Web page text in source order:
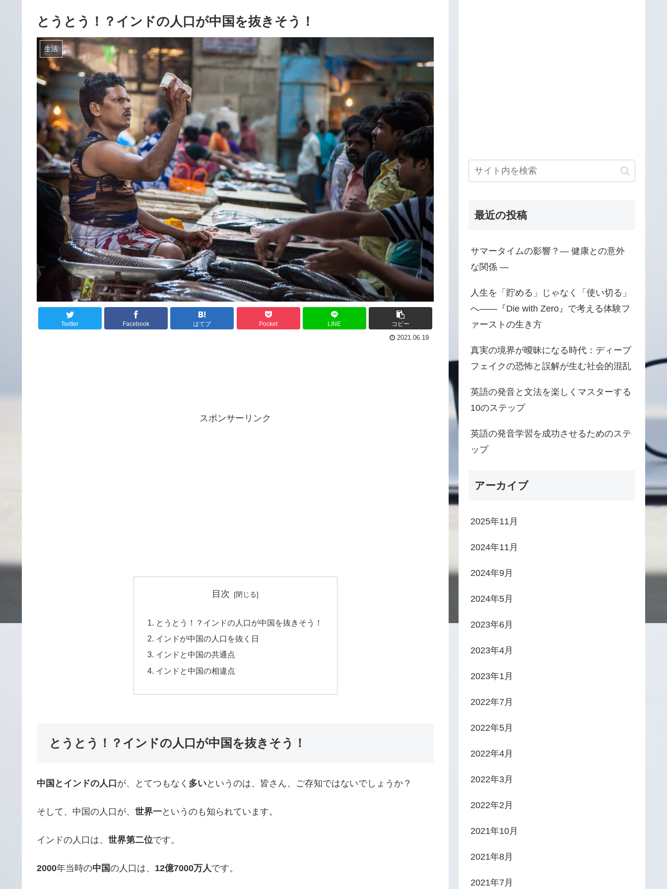
とうとう！？インドの人口が中国を抜きそう！
生活
Twitter Facebook はてブ Pocket LINE コピー
2021.06.19
スポンサーリンク
目次
とうとう！？インドの人口が中国を抜きそう！
インドが中国の人口を抜く日
インドと中国の共通点
インドと中国の相違点
とうとう！？インドの人口が中国を抜きそう！
中国とインドの人口が、とてつもなく 多いというのは、皆さん、ご存知ではないでしょうか？
そして、中国の人口が、 世界一というのも知られています。
インドの人口は、 世界第二位です。
2000年当時の中国の人口は、 12億7000万人です。
最近の投稿
サマータイムの影響？― 健康との意外
な関係 ―
人生を「貯める」じゃなく「使い切る」
へ――『Die with Zero』で考える体験フ
ァーストの生き方
真実の境界が曖昧になる時代：ディープ
フェイクの恐怖と誤解が生む社会的混乱
英語の発音と文法を楽しくマスターする
10のステップ
英語の発音学習を成功させるためのステ
ップ
アーカイブ
2025年11月
2024年11月
2024年9月
2024年5月
2023年6月
2023年4月
2023年1月
2022年7月
2022年5月
2022年4月
2022年3月
2022年2月
2021年10月
2021年8月
2021年7月